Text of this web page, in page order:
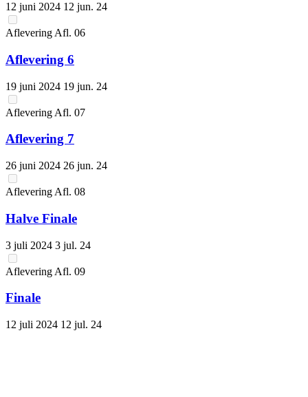
12 juni 2024 12 jun. 24
Aflevering Afl. 06
Aflevering 6
19 juni 2024 19 jun. 24
Aflevering Afl. 07
Aflevering 7
26 juni 2024 26 jun. 24
Aflevering Afl. 08
Halve Finale
3 juli 2024 3 jul. 24
Aflevering Afl. 09
Finale
12 juli 2024 12 jul. 24